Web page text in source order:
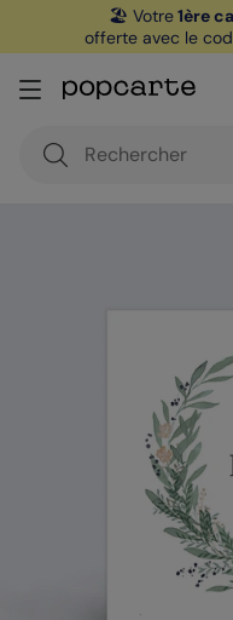
🏖️ Votre1ère
offerte avec le